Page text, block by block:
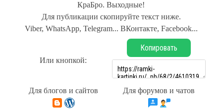
КраБро. Выходные!
Для публикации скопируйте текст ниже.
Viber, WhatsApp, Telegram... ВКонтакте, Facebook...
Или кнопкой:
Копировать
Для блогов и сайтов Для форумов и чатов